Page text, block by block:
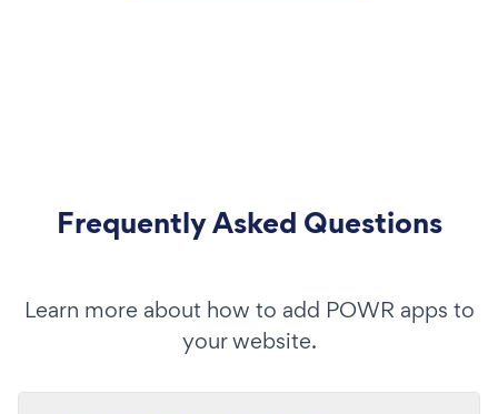
Frequently Asked Questions
Learn more about how to add POWR apps to
your website.